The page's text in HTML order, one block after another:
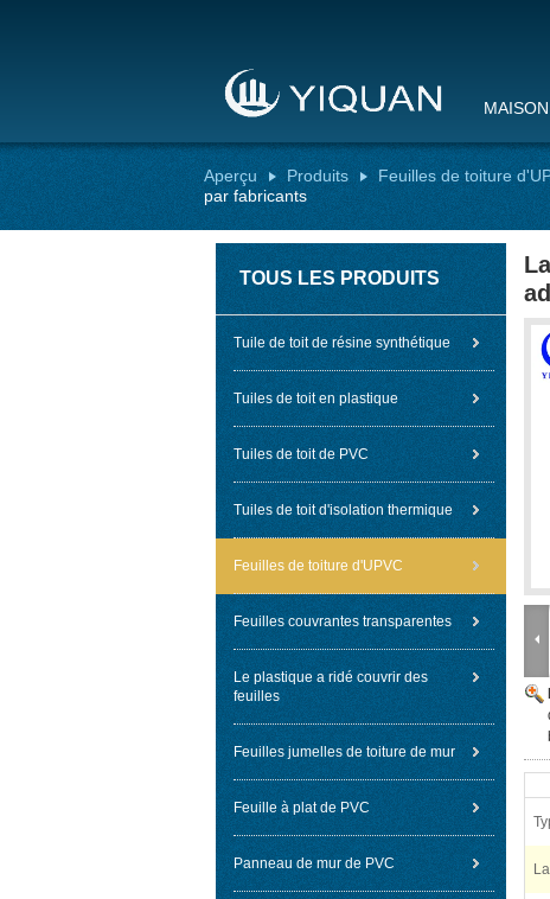
MAISON
Aperçu Produits Feuilles de toiture
par fabricants
TOUS LES PRODUITS
Tuile de toit de résine synthétique
Tuiles de toit en plastique
Tuiles de toit de PVC
Tuiles de toit d'isolation thermique
Feuilles de toiture d'UPVC
Feuilles couvrantes transparentes
Le plastique a ridé couvrir des
feuilles
Feuilles jumelles de toiture de mur
Feuille à plat de PVC
Panneau de mur de PVC